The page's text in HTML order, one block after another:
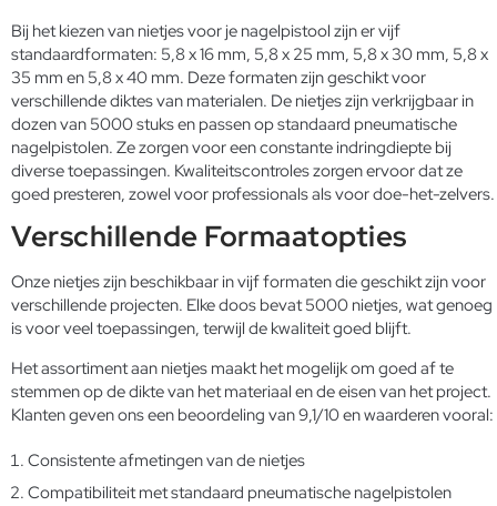
Bij het kiezen van nietjes voor je nagelpistool zijn er vijf
standaardformaten: 5,8 x 16 mm, 5,8 x 25 mm, 5,8 x 30 mm, 5,8 x
35 mm en 5,8 x 40 mm. Deze formaten zijn geschikt voor
verschillende diktes van materialen. De nietjes zijn verkrijgbaar in
dozen van 5000 stuks en passen op standaard pneumatische
nagelpistolen. Ze zorgen voor een constante indringdiepte bij
diverse toepassingen. Kwaliteitscontroles zorgen ervoor dat ze
goed presteren, zowel voor professionals als voor doe-het-zelvers.
Verschillende Formaatopties
Onze nietjes zijn beschikbaar in vijf formaten die geschikt zijn voor
verschillende projecten. Elke doos bevat 5000 nietjes, wat genoeg
is voor veel toepassingen, terwijl de kwaliteit goed blijft.
Het assortiment aan nietjes maakt het mogelijk om goed af te
stemmen op de dikte van het materiaal en de eisen van het project.
Klanten geven ons een beoordeling van 9,1/10 en waarderen vooral:
Consistente afmetingen van de nietjes
Compatibiliteit met standaard pneumatische nagelpistolen